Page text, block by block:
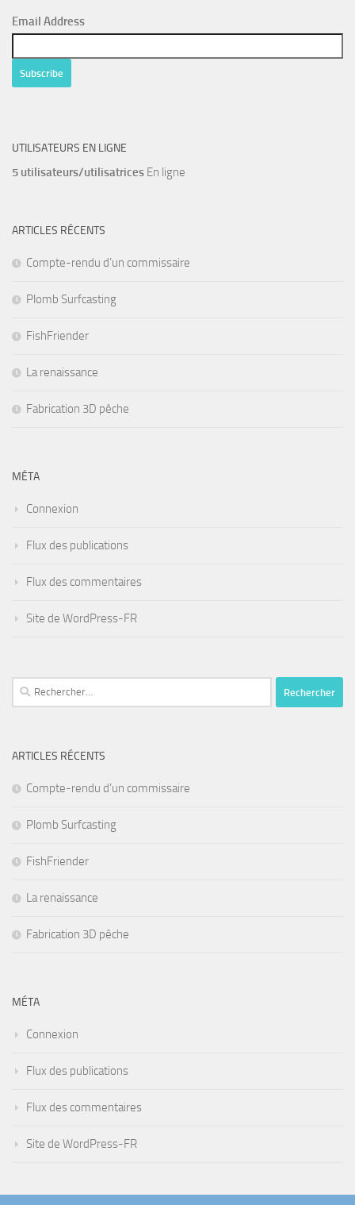
Email Address
UTILISATEURS EN LIGNE
5 utilisateurs/utilisatrices En ligne
ARTICLES RÉCENTS
Compte-rendu d’un commissaire
Plomb Surfcasting
FishFriender
La renaissance
Fabrication 3D pêche
MÉTA
Connexion
Flux des publications
Flux des commentaires
Site de WordPress-FR
Rechercher :
ARTICLES RÉCENTS
Compte-rendu d’un commissaire
Plomb Surfcasting
FishFriender
La renaissance
Fabrication 3D pêche
MÉTA
Connexion
Flux des publications
Flux des commentaires
Site de WordPress-FR